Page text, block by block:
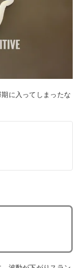
に入ってしまったな